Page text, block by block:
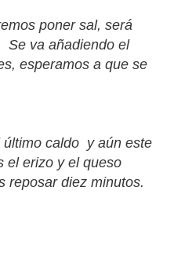
poner sal, será
Se va añadiendo el
esperamos a que se
último caldo y aún este
el erizo y el queso
reposar diez minutos.